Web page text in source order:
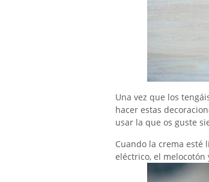
Una vez que los
hacer estas
usar la que os guste
Cuando la crema esté
eléctrico, el melocotón